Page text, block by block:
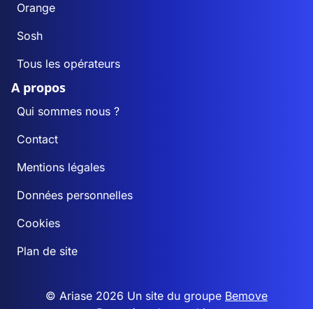
Orange
Sosh
Tous les opérateurs
A propos
Qui sommes nous ?
Contact
Mentions légales
Données personnelles
Cookies
Plan de site
© Ariase 2026 Un site du groupe Bemove